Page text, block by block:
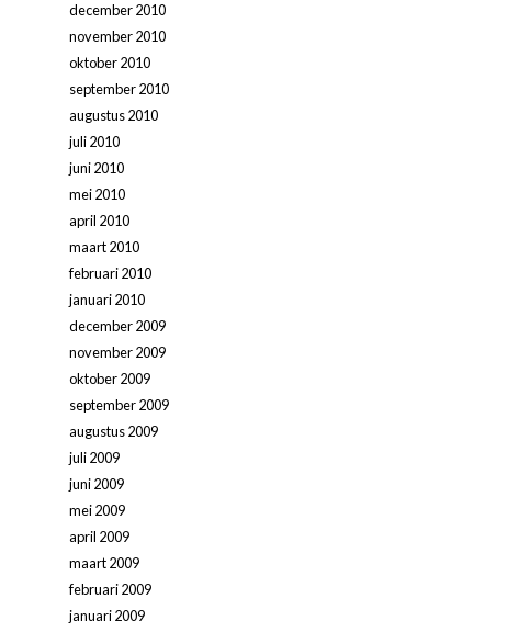
december 2010
november 2010
oktober 2010
september 2010
augustus 2010
juli 2010
juni 2010
mei 2010
april 2010
maart 2010
februari 2010
januari 2010
december 2009
november 2009
oktober 2009
september 2009
augustus 2009
juli 2009
juni 2009
mei 2009
april 2009
maart 2009
februari 2009
januari 2009